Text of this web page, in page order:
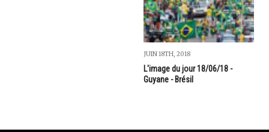
JUIN 18TH, 2018
L'image du jour 18/06/18 -
Guyane - Brésil